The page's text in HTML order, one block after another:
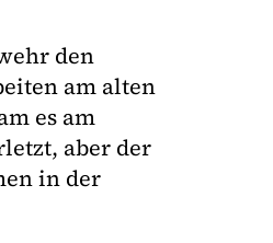
den
am alten
es am
aber der
in der